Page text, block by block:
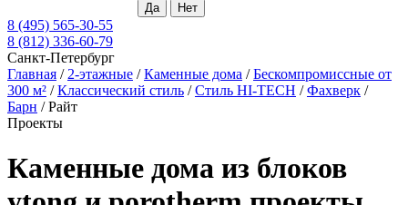
8 (495) 565-30-55
8 (812) 336-60-79
Санкт-Петербург
Главная / 2-этажные /Каменные дома /Бескомпромиссные от
300 м² /Классический стиль /Стиль HI-TECH /Фахверк /
Барн /Райт
Проекты
Каменные дома из блоков